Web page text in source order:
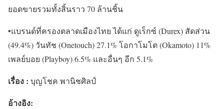
ยอดขายรวมทั้งสิ้นราว 70 ล้านชิ้น
•แบรนด์ที่ครองตลาดเมืองไทย ได้แก่ ดูเร็กซ์ (Durex) สัดส่วน
(49.4%) วันทัช (Onetouch) 27.1% โอกาโมโต (Okamoto) 11%
เพลย์บอย (Playboy) 6.5% และอื่นๆ อีก 5.1%
เรื่อง : บุญโชค พานิชศิลป์
อ้างอิง: